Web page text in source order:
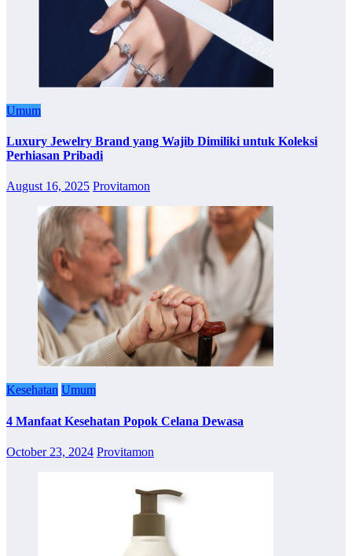
Umum
Luxury Jewelry Brand yang Wajib Dimiliki untuk Koleksi
Perhiasan Pribadi
August 16, 2025 Provitamon
Kesehatan Umum
4 Manfaat Kesehatan Popok Celana Dewasa
October 23, 2024 Provitamon